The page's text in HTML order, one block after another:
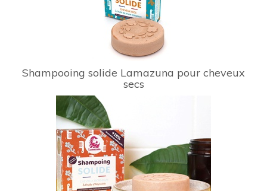
Shampooing solide Lamazuna pour cheveux
secs